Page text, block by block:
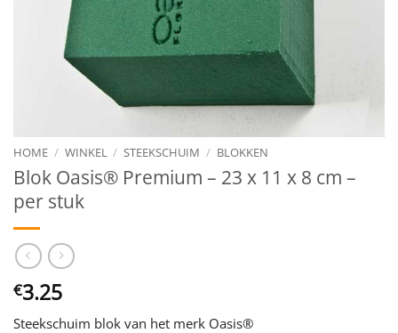
HOME / WINKEL / STEEKSCHUIM / BLOKKEN
Blok Oasis® Premium – 23 x 11 x 8 cm –
per stuk
€3.25
Steekschuim blok van het merk Oasis®